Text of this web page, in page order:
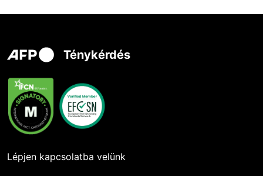
Ténykérdés
Lépjen kapcsolatba velünk